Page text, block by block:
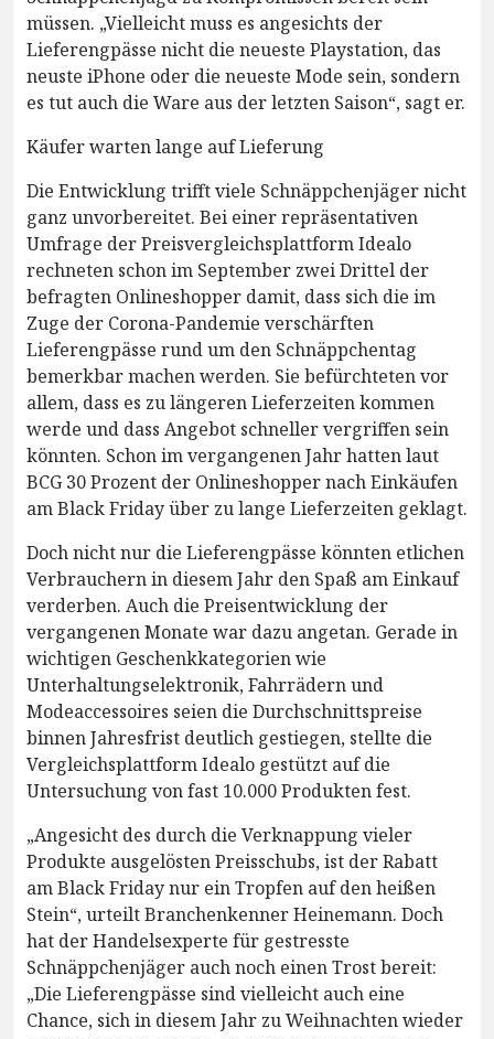
müssen. „Vielleicht muss es angesichts der
Lieferengpässe nicht die neueste Playstation, das
neuste iPhone oder die neueste Mode sein, sondern
es tut auch die Ware aus der letzten Saison“, sagt er.
Käufer warten lange auf Lieferung
Die Entwicklung trifft viele Schnäppchenjäger nicht
ganz unvorbereitet. Bei einer repräsentativen
Umfrage der Preisvergleichsplattform Idealo
rechneten schon im September zwei Drittel der
befragten Onlineshopper damit, dass sich die im
Zuge der Corona-Pandemie verschärften
Lieferengpässe rund um den Schnäppchentag
bemerkbar machen werden. Sie befürchteten vor
allem, dass es zu längeren Lieferzeiten kommen
werde und dass Angebot schneller vergriffen sein
könnten. Schon im vergangenen Jahr hatten laut
BCG 30 Prozent der Onlineshopper nach Einkäufen
am Black Friday über zu lange Lieferzeiten geklagt.
Doch nicht nur die Lieferengpässe könnten etlichen
Verbrauchern in diesem Jahr den Spaß am Einkauf
verderben. Auch die Preisentwicklung der
vergangenen Monate war dazu angetan. Gerade in
wichtigen Geschenkkategorien wie
Unterhaltungselektronik, Fahrrädern und
Modeaccessoires seien die Durchschnittspreise
binnen Jahresfrist deutlich gestiegen, stellte die
Vergleichsplattform Idealo gestützt auf die
Untersuchung von fast 10.000 Produkten fest.
„Angesicht des durch die Verknappung vieler
Produkte ausgelösten Preisschubs, ist der Rabatt
am Black Friday nur ein Tropfen auf den heißen
Stein“, urteilt Branchenkenner Heinemann. Doch
hat der Handelsexperte für gestresste
Schnäppchenjäger auch noch einen Trost bereit:
„Die Lieferengpässe sind vielleicht auch eine
Chance, sich in diesem Jahr zu Weihnachten wieder